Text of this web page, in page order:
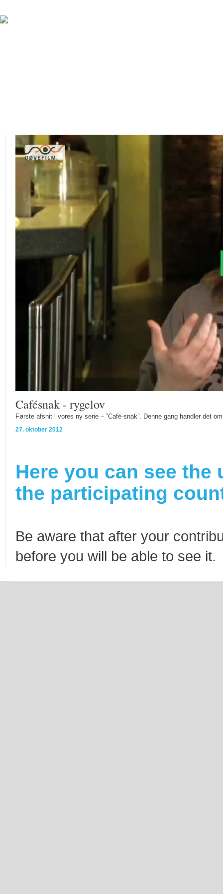
Cafésnak - rygelov
Første afsnit i vores ny serie – ”Café-snak”. Denne gang handler det
27. oktober 2012
Here you can see
the participating
Be aware that after your
before you will be able to see it.